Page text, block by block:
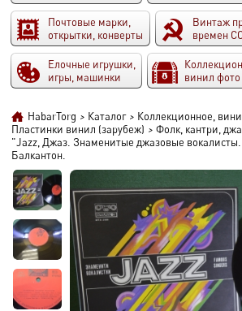
Почтовые марки,
открытки, конверты
Винтаж
времен
Елочные игрушки,
игры, машинки
винил фото
HabarTorg > Каталог > Коллекционное,
Пластинки винил (зарубеж) > Фолк, кантри,
"Jazz, Джаз. Знаменитые джазовые
Балкантон.